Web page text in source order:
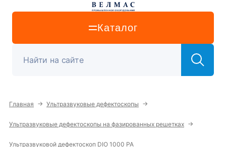
Каталог
Главная → Ультразвуковые дефектоскопы →
Ультразвуковые дефектоскопы на фазированных решетках →
Ультразвуковой дефектоскоп DIO 1000 PA